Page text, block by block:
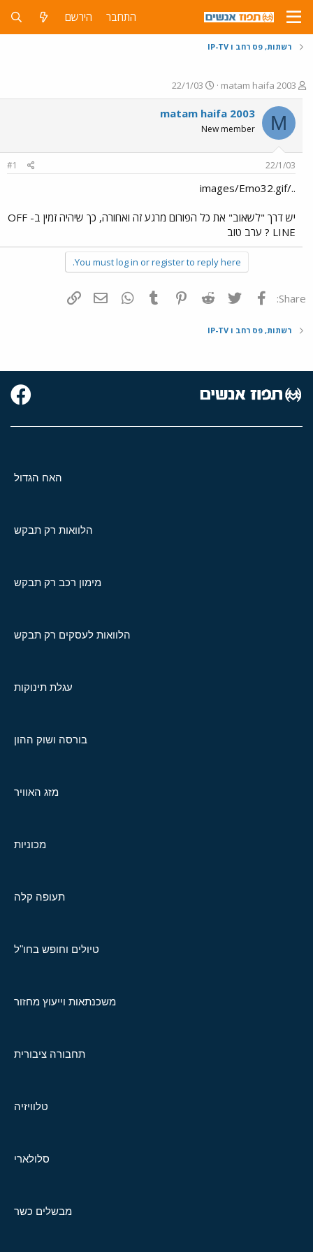
התחבר הירשם
רשתות, פס רחב ו IP-TV
פ
ו
ת
ח
ה
ש
matam haifa 2003
פ
ו
ר
ם
ר
ך
22/1/03
M
matam haifa 2003
New member
22/1/03
#1
../images/Emo32.gif
יש דרך "לשאוב" את כל הפורום מרגע זה ואחורה, כך שיהיה זמין ב- OFF
LINE ? ערב טוב
You must log in or register to reply here.
Share: פייסבוק Twitter
Reddit
Pinterest
Tumblr
WhatsAppדואר אלקטרוני
רשתות, פס רחב ו IP-TV
האח הגדול
הלוואות רק תבקש
מימון רכב רק תבקש
הלוואות לעסקים רק תבקש
עגלת תינוקות
בורסה ושוק ההון
מזג האוויר
מכוניות
תעופה קלה
טיולים וחופש בחו"ל
משכנתאות וייעוץ מחזור
תחבורה ציבורית
טלוויזיה
סלולארי
מבשלים כשר